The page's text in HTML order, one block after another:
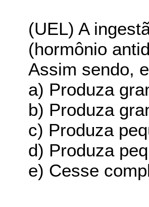
(UEL) A
(hormônio
Assim sendo,
a) Produza
b) Produza
c) Produza
d) Produza
e) Cesse